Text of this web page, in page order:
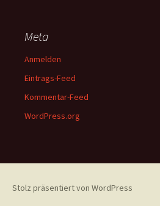
Meta
Anmelden
Eintrags-Feed
Kommentar-Feed
WordPress.org
Stolz präsentiert von WordPress